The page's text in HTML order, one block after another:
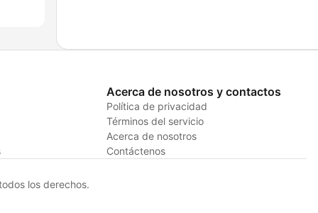
Acerca de nosotros y contactos
Política de privacidad
Términos del servicio
Acerca de nosotros
Contáctenos
los derechos.